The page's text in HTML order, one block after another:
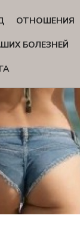
ОТНОШЕНИЯ
БОЛЕЗНЕЙ